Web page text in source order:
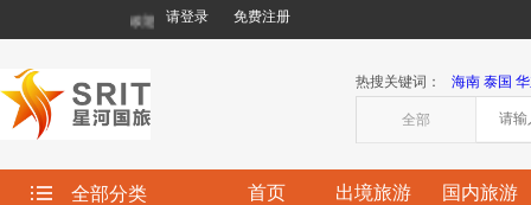
欢迎您来到星河国际旅行社有限责任公司!
请登录 免费注册
热搜关键词： 海南 泰国
全部
全部分类 首页 出境旅游 国内旅游